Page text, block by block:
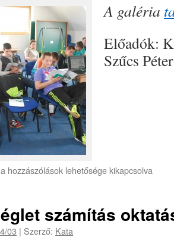
A galéria
Előadók:
Szűcs Péter
a hozzászólások lehetősége kikapcsolva
számítás
03 | Szerző: Kata